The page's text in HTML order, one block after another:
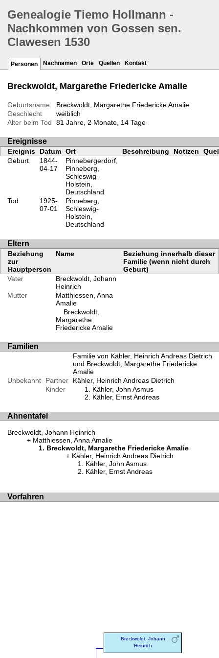
Genealogie Tiemo Hollmann -
Nachkommen von Gossen sen.
Clawesen 1530
Personen Nachnamen Orte Quellen Kontakt
Breckwoldt, Margarethe Friedericke Amalie
Geburtsname
Breckwoldt, Margarethe Friedericke Amalie
Geschlecht
weiblich
Alter beim Tod
81 Jahre, 2 Monate, 14 Tage
Ereignisse
Ereignis Datum Ort Beschreibung Notizen
Geburt
1844-
04-17
Pinnebergerdorf,
Pinneberg,
Schleswig-
Holstein,
Deutschland
Tod
1925-
07-01
Pinneberg,
Schleswig-
Holstein,
Deutschland
Eltern
Beziehung
zur
Hauptperson
Name
Beziehung innerhalb dieser
Familie (wenn nicht durch
Geburt)
Vater
Breckwoldt, Johann
Heinrich
Mutter
Matthiessen, Anna
Amalie
Breckwoldt,
Margarethe
Friedericke Amalie
Familien
Familie von Kähler, Heinrich Andreas Dietrich
und Breckwoldt, Margarethe Friedericke
Amalie
Unbekannt
Partner
Kähler, Heinrich Andreas Dietrich
Kinder
Kähler, John Asmus
Kähler, Ernst Andreas
Ahnentafel
Breckwoldt, Johann Heinrich
Matthiessen, Anna Amalie
Breckwoldt, Margarethe Friedericke Amalie
Kähler, Heinrich Andreas Dietrich
Kähler, John Asmus
Kähler, Ernst Andreas
Vorfahren
Breckwoldt, Johann
Heinrich